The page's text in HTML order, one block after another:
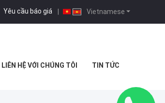
Vietnamese
Yêu cầu báo giá |
LIÊN HỆ VỚI CHÚNG TÔI TIN TỨC